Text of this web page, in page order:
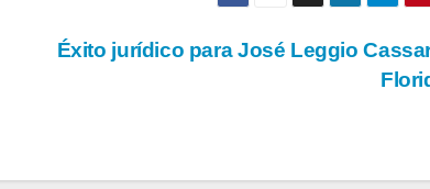
Éxito jurídico para José Leggio